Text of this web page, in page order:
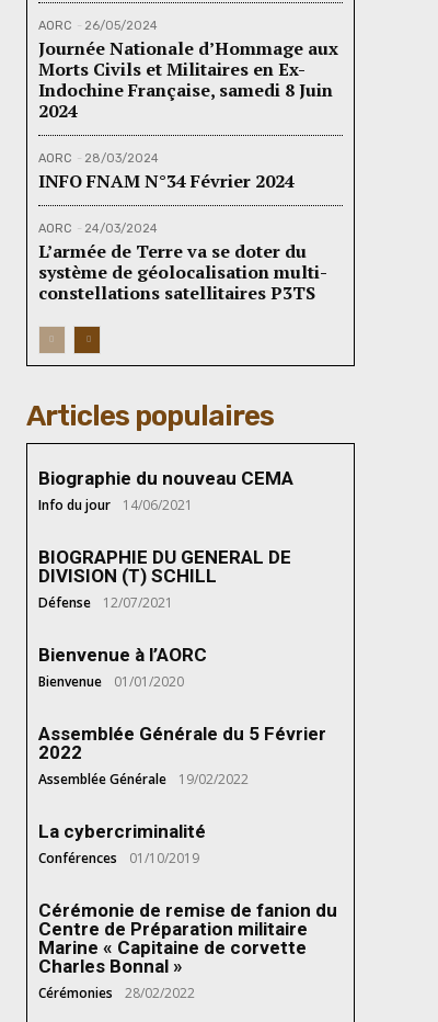
AORC - 26/05/2024
Journée Nationale d’Hommage aux
Morts Civils et Militaires en Ex-
Indochine Française, samedi 8 Juin
2024
AORC - 28/03/2024
INFO FNAM N°34 Février 2024
AORC - 24/03/2024
L’armée de Terre va se doter du
système de géolocalisation multi-
constellations satellitaires P3TS
Articles populaires
Biographie du nouveau CEMA
Info du jour 14/06/2021
BIOGRAPHIE DU GENERAL DE
DIVISION (T) SCHILL
Défense 12/07/2021
Bienvenue à l’AORC
Bienvenue 01/01/2020
Assemblée Générale du 5 Février
2022
Assemblée Générale 19/02/2022
La cybercriminalité
Conférences 01/10/2019
Cérémonie de remise de fanion du
Centre de Préparation militaire
Marine « Capitaine de corvette
Charles Bonnal »
Cérémonies 28/02/2022